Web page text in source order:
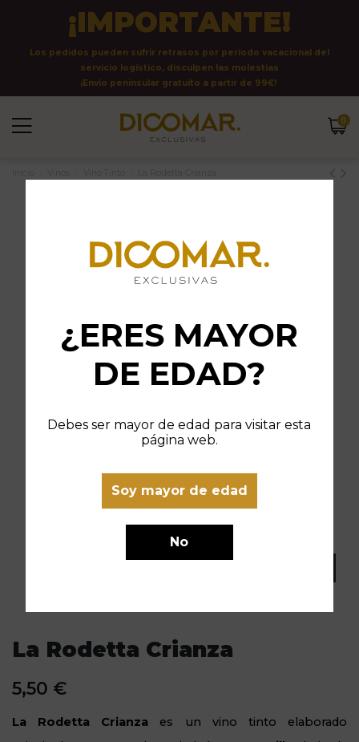
¿ERES MAYOR
DE EDAD?
Debes ser mayor de edad para visitar esta
página web.
Soy mayor de edad
No
¡IMPORTANTE!
Los pedidos pueden sufrir retrasos por período vacacional del
servicio logístico, disculpen las molestias
¡Envío peninsular gratuito a partir de 99€!
0
La Rodetta Crianza
5,50 €
La Rodetta Crianza es un vino tinto elaborado